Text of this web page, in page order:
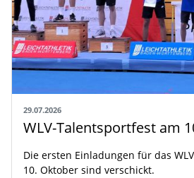
29.07.2026
Die ersten Einladungen für das
10. Oktober sind verschickt.